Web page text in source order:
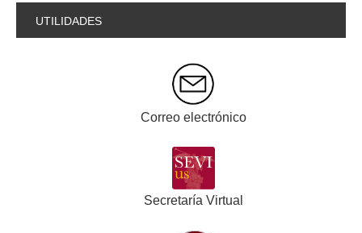
UTILIDADES
Correo electrónico
Secretaría Virtual